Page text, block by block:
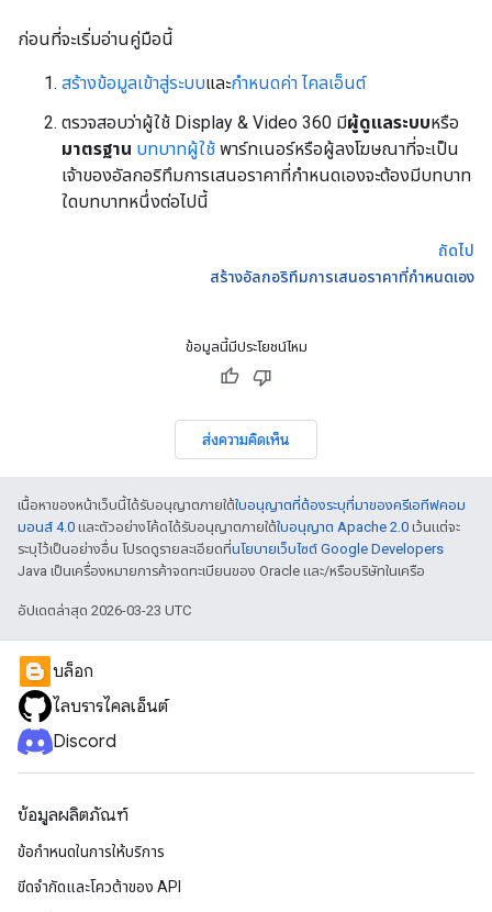
ก่อนที่จะเริ่มอ่านคู่มือนี้
สร้างข้อมูลเข้าสู่ระบบและกำหนดค่า ไคลเอ็นต์
ตรวจสอบว่าผู้ใช้ Display & Video 360 มีผู้ดูแลระบบหรือ
มาตรฐาน บทบาทผู้ใช้ พาร์ทเนอร์หรือผู้ลงโฆษณาที่จะเป็น
เจ้าของอัลกอริทึมการเสนอราคาที่กำหนดเองจะต้องมีบทบาท
ใดบทบาทหนึ่งต่อไปนี้
ถัดไป
สร้างอัลกอริทึมการเสนอราคาที่กําหนดเอง
ข้อมูลนี้มีประโยชน์ไหม
ส่งความคิดเห็น
เนื้อหาของหน้าเว็บนี้ได้รับอนุญาตภายใต้ใบอนุญาตที่ต้องระบุที่มาของครีเอทีฟคอม
มอนส์ 4.0 และตัวอย่างโค้ดได้รับอนุญาตภายใต้ใบอนุญาต Apache 2.0 เว้นแต่จะ
ระบุไว้เป็นอย่างอื่น โปรดดูรายละเอียดที่นโยบายเว็บไซต์ Google Developers
Java เป็นเครื่องหมายการค้าจดทะเบียนของ Oracle และ/หรือบริษัทในเครือ
อัปเดตล่าสุด 2026-03-23 UTC
บล็อก
ไลบรารีไคลเอ็นต์
Discord
ข้อมูลผลิตภัณฑ์
ข้อกำหนดในการให้บริการ
ขีดจํากัดและโควต้าของ API